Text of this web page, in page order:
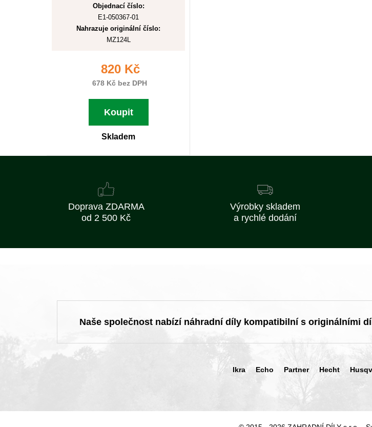
Objednací číslo:
E1-050367-01
Nahrazuje originální číslo:
MZ124L
820 Kč
678 Kč bez DPH
Koupit
Skladem
Doprava ZDARMA
od 2 500 Kč
Výrobky skladem
a rychlé dodání
Naše společnost nabízí náhradní díly kompatibilní s originálními
Ikra Echo Partner Hecht